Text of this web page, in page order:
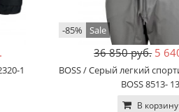
1
-85% Sale
36 850 руб. 5
BOSS / Серый легкий
BOSS 8513- 13
В корзину